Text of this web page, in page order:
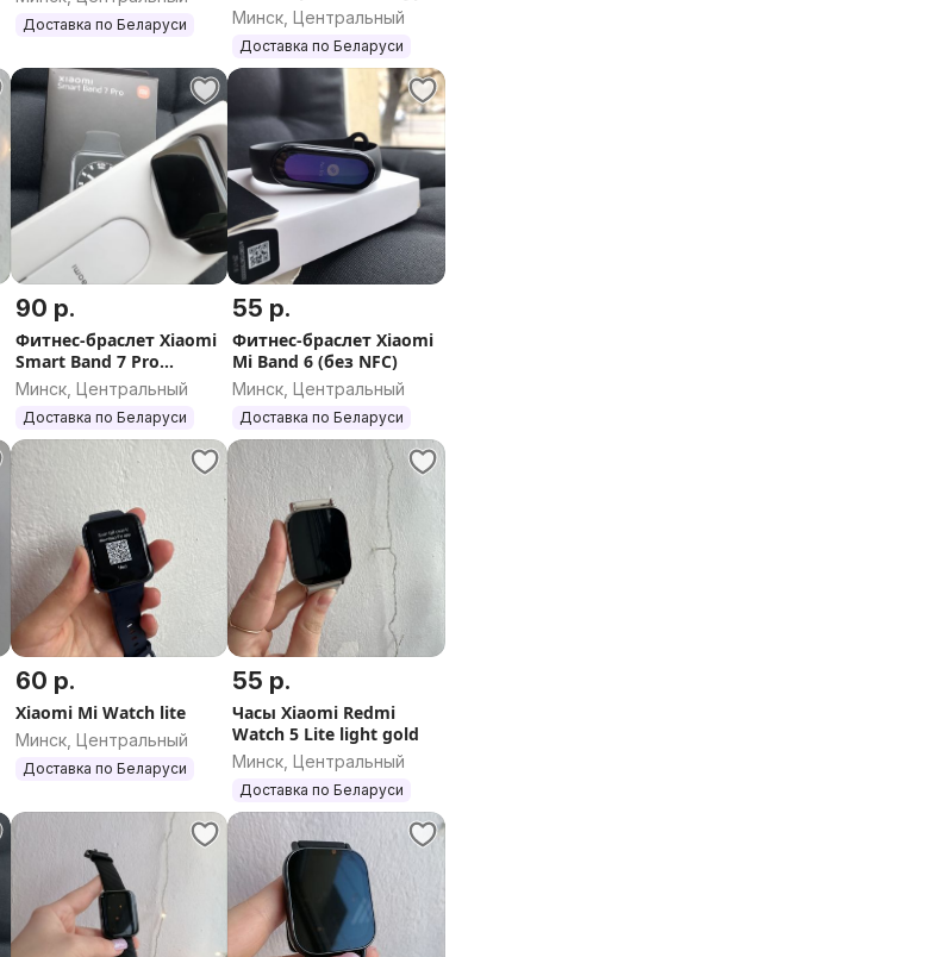
Доставка по Беларуси Минск, Центральный
Доставка по Беларуси
90 р.
Фитнес-браслет Xiaomi
Smart Band 7 Pro
(серебристый/черный)
Минск, Центральный
Доставка по Беларуси
55 р.
Фитнес-браслет Xiaomi
Mi Band 6 (без NFC)
Минск, Центральный
Доставка по Беларуси
60 р.
Xiaomi Mi Watch lite
Минск, Центральный
Доставка по Беларуси
55 р.
Часы Xiaomi Redmi
Watch 5 Lite light gold
Минск, Центральный
Доставка по Беларуси